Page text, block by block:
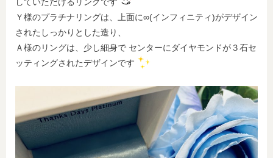
Ｙ様のプラチナリングは、上面に∞(インフィニティ)がデザイン
されたしっかりとした造り、
Ａ様のリングは、少し細身で センターにダイヤモンドが３石セ
ッティングされたデザインです